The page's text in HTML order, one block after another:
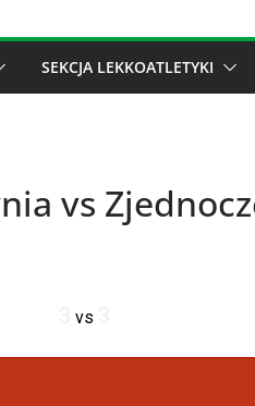
SEKCJA LEKKOATLETYKI
vs
vs